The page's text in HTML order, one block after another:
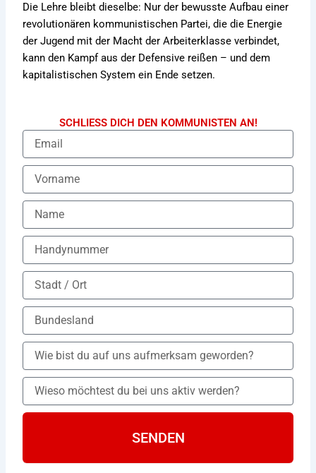
Die Lehre bleibt dieselbe: Nur der bewusste Aufbau einer
revolutionären kommunistischen Partei, die die Energie
der Jugend mit der Macht der Arbeiterklasse verbindet,
kann den Kampf aus der Defensive reißen – und dem
kapitalistischen System ein Ende setzen.
SCHLIESS DICH DEN KOMMUNISTEN AN!
SENDEN